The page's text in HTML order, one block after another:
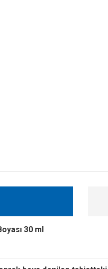
30 ml